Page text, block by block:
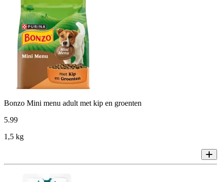
Bonzo Mini menu adult met kip en groenten
5.99
1,5 kg